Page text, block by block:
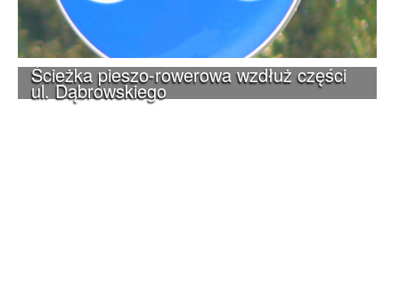
Ścieżka pieszo-rowerowa wzdłuż części
ul. Dąbrowskiego